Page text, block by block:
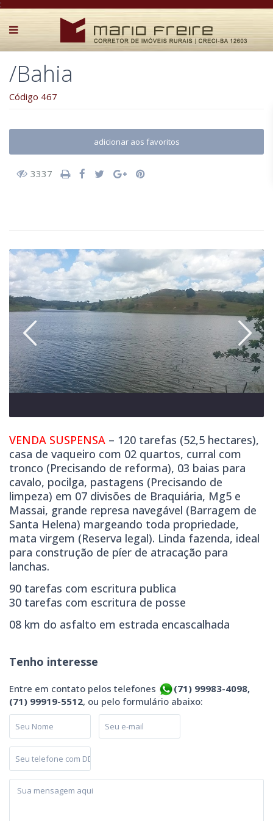
:
/Bahia
Código 467
adicionar aos favoritos
3337
VENDA SUSPENSA – 120 tarefas (52,5 hectares),
casa de vaqueiro com 02 quartos, curral com
tronco (Precisando de reforma), 03 baias para
cavalo, pocilga, pastagens (Precisando de
limpeza) em 07 divisões de Braquiária, Mg5 e
Massai, grande represa navegável (Barragem de
Santa Helena) margeando toda propriedade,
mata virgem (Reserva legal). Linda fazenda, ideal
para construção de píer de atracação para
lanchas.
90 tarefas com escritura publica
30 tarefas com escritura de posse
08 km do asfalto em estrada encascalhada
Tenho interesse
Entre em contato pelos telefones
(71) 99983-4098,
(71) 99919-5512, ou pelo formulário abaixo: